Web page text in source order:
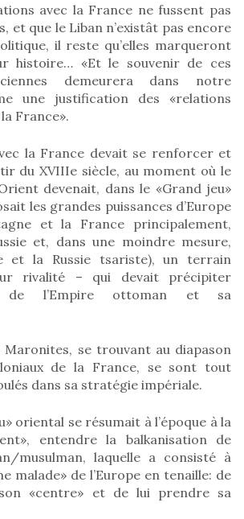
avec la France ne fussent pas
et que le Liban n’existât pas encore
il reste qu’elles marqueront
histoire… «Et le souvenir de ces
demeurera dans notre
une justification des «relations
France».
la France devait se renforcer et
du XVIIIe siècle, au moment où le
devenait, dans le «Grand jeu»
les grandes puissances d’Europe
et la France principalement,
et, dans une moindre mesure,
et la Russie tsariste), un terrain
rivalité – qui devait précipiter
de l’Empire ottoman et sa
se trouvant au diapason
de la France, se sont tout
dans sa stratégie impériale.
oriental se résumait à l’époque à la
entendre la balkanisation de
musulman, laquelle a consisté à
malade» de l’Europe en tenaille: de
«centre» et de lui prendre sa